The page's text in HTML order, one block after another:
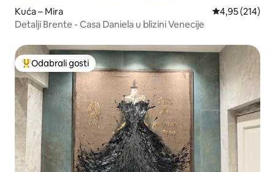
Kuća – Mira Prosječna
4,95 (214)
Detalji Brente - Casa Daniela u blizini Venecije
Među najviše rangiranima s oznakom „Odabrali gosti”
Odabrali gosti